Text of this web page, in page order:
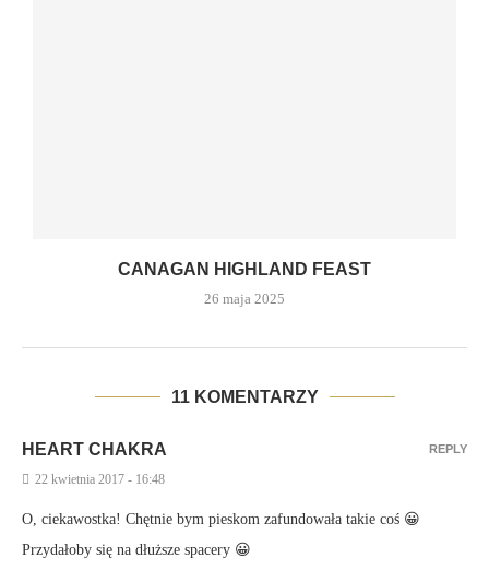
CANAGAN HIGHLAND FEAST
26 maja 2025
11 KOMENTARZY
HEART CHAKRA
22 kwietnia 2017 - 16:48
O, ciekawostka! Chętnie bym pieskom zafundowała takie coś 😀
Przydałoby się na dłuższe spacery 😀
REPLY